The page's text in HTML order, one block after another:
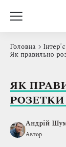
Головна
Як правильно
ЯК
Андрій
Автор